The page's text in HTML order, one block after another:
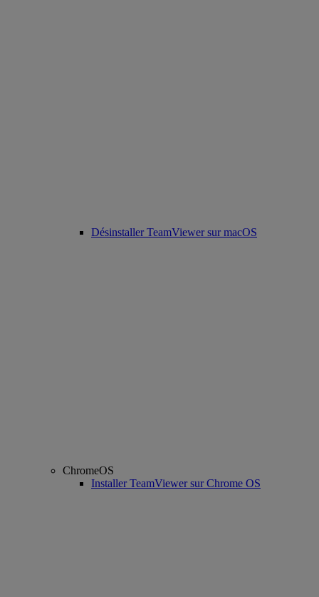
Désinstaller TeamViewer sur macOS
ChromeOS
Installer TeamViewer sur Chrome OS